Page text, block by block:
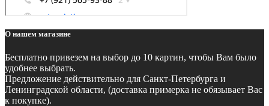
О нашем магазине
Бесплатно привезем на выбор до 10 картин, чтобы Вам было
удобнее выбрать.
Предложение действительно для Санкт-Петербурга и
Ленинградской области, (доставка примерка не обязывает Вас
к покупке).